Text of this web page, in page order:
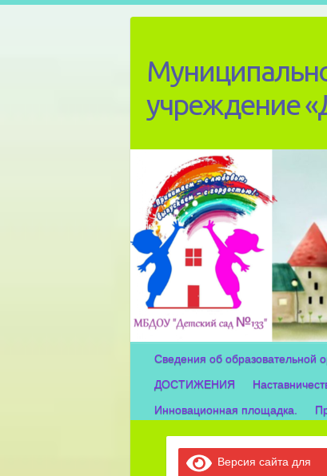
учреждение
Сведения об образовательной
ДОСТИЖЕНИЯ
Инновационная площадка.
Версия сайта для